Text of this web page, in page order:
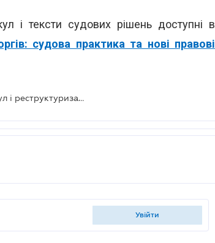
і тексти судових рішень доступні в
судова практика та нові правові
Судова практика в питаннях кредитних канікул і реструктуризації боргів
увійти